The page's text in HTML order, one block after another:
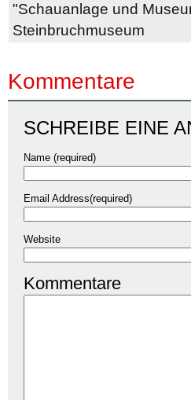
"Schauanlage und
Steinbruchmuseum
Kommentare
SCHREIBE EINE
Name (required)
Email Address(required)
Website
Kommentare